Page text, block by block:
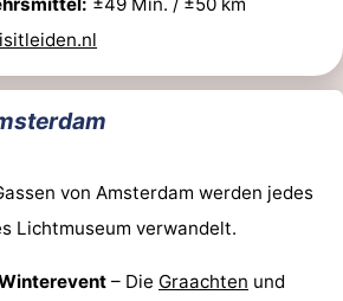
von Amsterdam werden jedes
Lichtmuseum verwandelt.
– Die Graachten und